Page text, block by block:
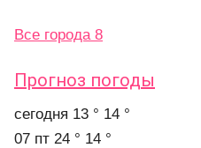
Все города 8
Прогноз погоды
cегодня 13 ° 14 °
07 пт 24 ° 14 °